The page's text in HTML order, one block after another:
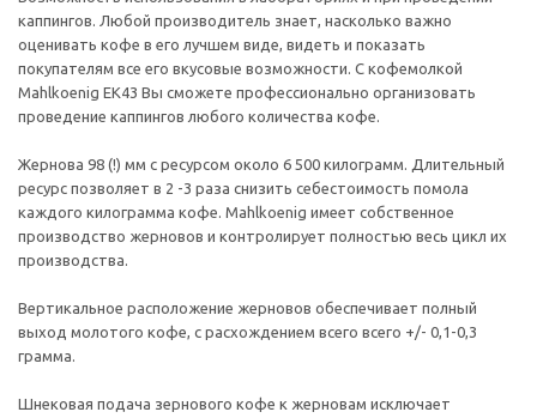
каппингов. Любой производитель знает, насколько важно
оценивать кофе в его лучшем виде, видеть и показать
покупателям все его вкусовые возможности. С кофемолкой
Mahlkoenig EK43 Вы сможете профессионально организовать
проведение каппингов любого количества кофе.
Жернова 98 (!) мм с ресурсом около 6 500 килограмм. Длительный
ресурс позволяет в 2 -3 раза снизить себестоимость помола
каждого килограмма кофе. Mahlkoenig имеет собственное
производство жерновов и контролирует полностью весь цикл их
производства.
Вертикальное расположение жерновов обеспечивает полный
выход молотого кофе, с расхождением всего всего +/- 0,1-0,3
грамма.
Шнековая подача зернового кофе к жерновам исключает